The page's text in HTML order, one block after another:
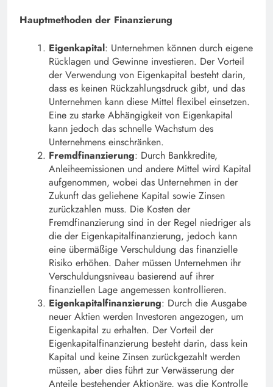
Hauptmethoden der Finanzierung
Eigenkapital: Unternehmen können durch eigene
Rücklagen und Gewinne investieren. Der Vorteil
der Verwendung von Eigenkapital besteht darin,
dass es keinen Rückzahlungsdruck gibt, und das
Unternehmen kann diese Mittel flexibel einsetzen.
Eine zu starke Abhängigkeit von Eigenkapital
kann jedoch das schnelle Wachstum des
Unternehmens einschränken.
Fremdfinanzierung: Durch Bankkredite,
Anleiheemissionen und andere Mittel wird Kapital
aufgenommen, wobei das Unternehmen in der
Zukunft das geliehene Kapital sowie Zinsen
zurückzahlen muss. Die Kosten der
Fremdfinanzierung sind in der Regel niedriger als
die der Eigenkapitalfinanzierung, jedoch kann
eine übermäßige Verschuldung das finanzielle
Risiko erhöhen. Daher müssen Unternehmen ihr
Verschuldungsniveau basierend auf ihrer
finanziellen Lage angemessen kontrollieren.
Eigenkapitalfinanzierung: Durch die Ausgabe
neuer Aktien werden Investoren angezogen, um
Eigenkapital zu erhalten. Der Vorteil der
Eigenkapitalfinanzierung besteht darin, dass kein
Kapital und keine Zinsen zurückgezahlt werden
müssen, aber dies führt zur Verwässerung der
Anteile bestehender Aktionäre, was die Kontrolle